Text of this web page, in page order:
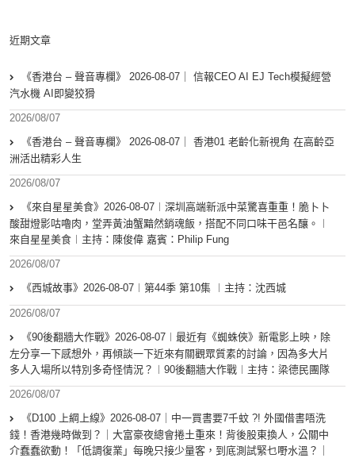
近期文章
《香港台 – 聲音專欄》 2026-08-07｜ 信報CEO AI EJ Tech模擬經營
汽水機 AI即變狡猾
2026/08/07
《香港台 – 聲音專欄》 2026-08-07｜ 香港01 老齡化新視角 在高齡亞
洲活出精彩人生
2026/08/07
《來自星星美食》2026-08-07︱深圳高端新派中菜驚喜重重！脆卜卜
酸甜燈影咕嚕肉，堂弄黃油蟹黯然銷魂飯，搭配不同口味干邑名釀。︱
來自星星美食︱主持：陳俊偉 嘉賓：Philip Fung
2026/08/07
《西城故事》2026-08-07︱第44季 第10集 ︱主持：沈西城
2026/08/07
《90後翻牆大作戰》2026-08-07︱最近有《蜘蛛俠》新電影上映，除
左分享一下感想外，再傾談一下近來有關觀眾質素的討論，因為多大片
多人入場所以特別多奇怪情況？︱90後翻牆大作戰︱主持：梁德民團隊
2026/08/07
《D100 上綱上線》2026-08-07｜中一買書要7千蚊 ?! 外國借書唔洗
錢！香港幾時做到？｜大富豪夜總會捲土重來！背後股東換人，公關中
介蠢蠢欲動！「低調復業」每晚只接少量客，到底測試緊乜嘢水溫？｜